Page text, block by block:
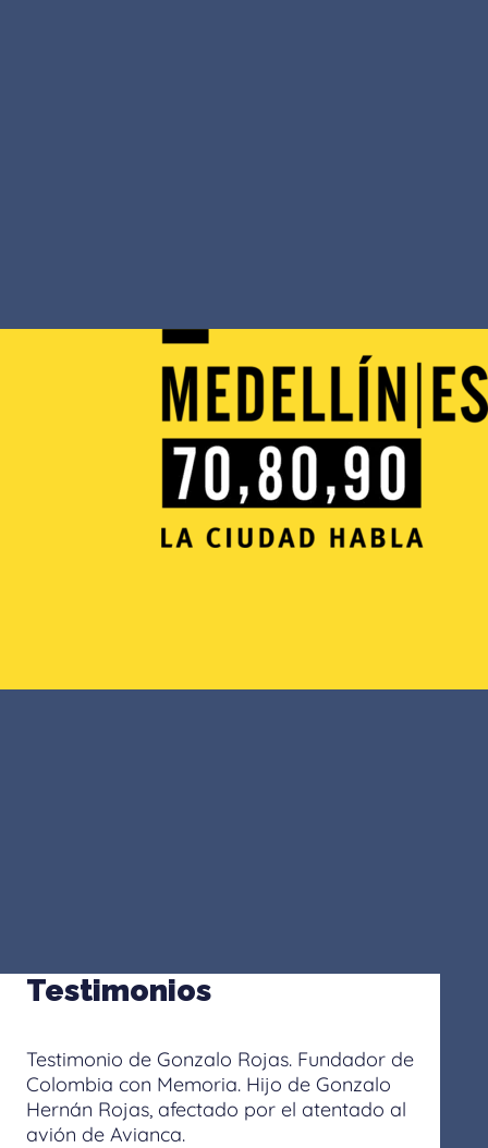
Testimonios
Testimonio de Gonzalo Rojas. Fundador de
Colombia con Memoria. Hijo de Gonzalo
Hernán Rojas, afectado por el atentado al
avión de Avianca.